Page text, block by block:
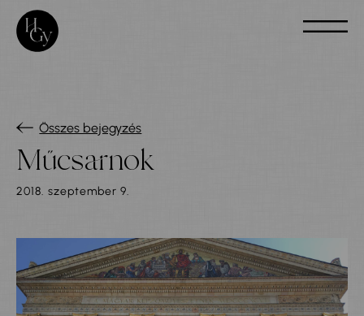
Összes bejegyzés
Műcsarnok
2018. szeptember 9.